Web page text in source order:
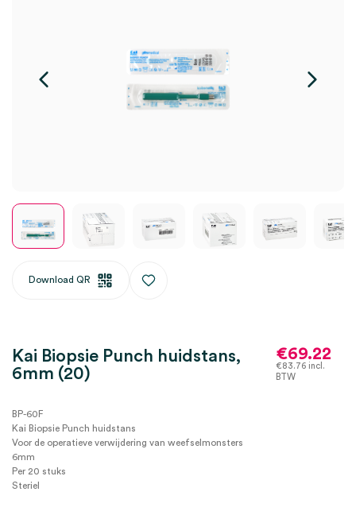
Download QR
Kai Biopsie Punch huidstans,
6mm (20)
€69.22
€83.76incl.
BTW
BP-60F
Kai Biopsie Punch huidstans
Voor de operatieve verwijdering van weefselmonsters
6mm
Per 20 stuks
Steriel